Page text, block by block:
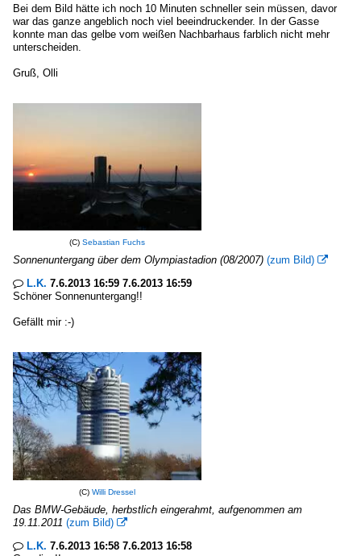
Bei dem Bild hätte ich noch 10 Minuten schneller sein müssen, davor
war das ganze angeblich noch viel beeindruckender. In der Gasse
konnte man das gelbe vom weißen Nachbarhaus farblich nicht mehr
unterscheiden.
Gruß, Olli
(C) Sebastian Fuchs
Sonnenuntergang über dem Olympiastadion (08/2007) (zum Bild) 
 L.K. 7.6.2013 16:59 7.6.2013 16:59
Schöner Sonnenuntergang!!
Gefällt mir :-)
(C) Willi Dressel
Das BMW-Gebäude, herbstlich eingerahmt, aufgenommen am
19.11.2011 (zum Bild) 
 L.K. 7.6.2013 16:58 7.6.2013 16:58